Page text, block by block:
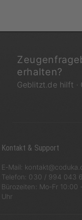
erhalten?
Geblitzt.de hilft ·
Kontakt & Support
E-Mail:
Telefon: 030 / 994 043
Bürozeiten: Mo-Fr 10:00
Uhr